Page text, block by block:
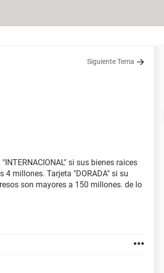
Siguiente Tema
si sus bienes raices
millones. Tarjeta "DORADA" si su
son mayores a 150 millones. de lo